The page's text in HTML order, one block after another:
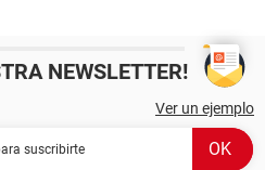
NEWSLETTER!
Ver un ejemplo